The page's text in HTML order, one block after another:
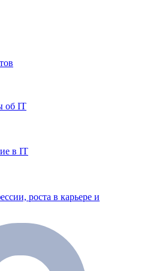
об IT
в IT
роста в карьере и